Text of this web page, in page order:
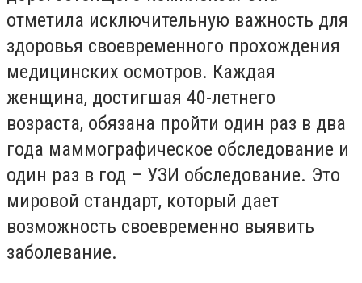
отметила исключительную важность для
здоровья своевременного прохождения
медицинских осмотров. Каждая
женщина, достигшая 40-летнего
возраста, обязана пройти один раз в два
года маммографическое обследование и
один раз в год – УЗИ обследование. Это
мировой стандарт, который дает
возможность своевременно выявить
заболевание.